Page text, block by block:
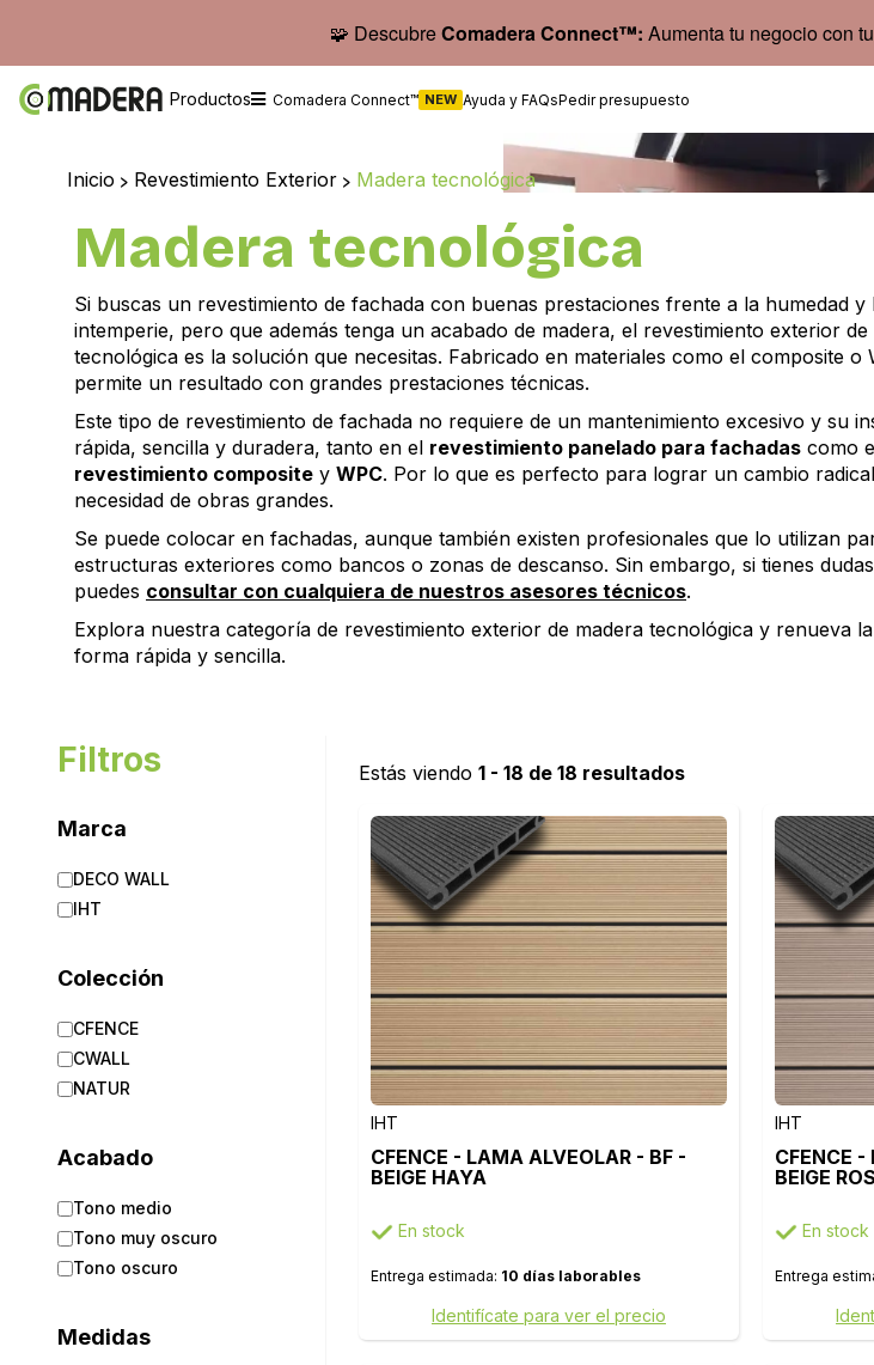
🧩 DescubreComadera Connect™: Aumenta tu negocio con
Productos Comadera Connect™ NEW Ayuda y FAQsPedir presupuesto
Inicio > Revestimiento Exterior > Madera tecnológica
Madera tecnológica
Si buscas un revestimiento de fachada con buenas prestaciones frente a la humedad y
intemperie, pero que además tenga un acabado de madera, el revestimiento exterior de
tecnológica es la solución que necesitas. Fabricado en materiales como el composite o
permite un resultado con grandes prestaciones técnicas.
Este tipo de revestimiento de fachada no requiere de un mantenimiento excesivo y su
rápida, sencilla y duradera, tanto en el revestimiento panelado para fachadas como
revestimiento composite y WPC. Por lo que es perfecto para lograr un cambio
necesidad de obras grandes.
Se puede colocar en fachadas, aunque también existen profesionales que lo utilizan
estructuras exteriores como bancos o zonas de descanso. Sin embargo, si tienes
puedes consultar con cualquiera de nuestros asesores técnicos.
Explora nuestra categoría de revestimiento exterior de madera tecnológica y renueva
forma rápida y sencilla.
Filtros
Marca
DECO WALL
IHT
Colección
CFENCE
CWALL
NATUR
Acabado
Tono medio
Tono muy oscuro
Tono oscuro
Medidas
Estás viendo 1 - 18 de 18 resultados
IHT
CFENCE - LAMA ALVEOLAR - BF -
BEIGE HAYA
En stock
Entrega estimada: 10 días laborables
Identifícate para ver el precio
IHT
CFENCE -
BEIGE
En stock
Entrega